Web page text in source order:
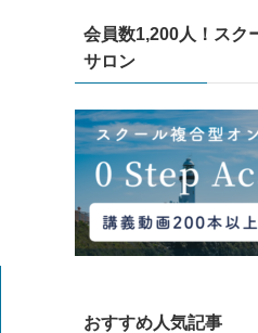
会員数1,200人！スク
サロン
おすすめ人気記事